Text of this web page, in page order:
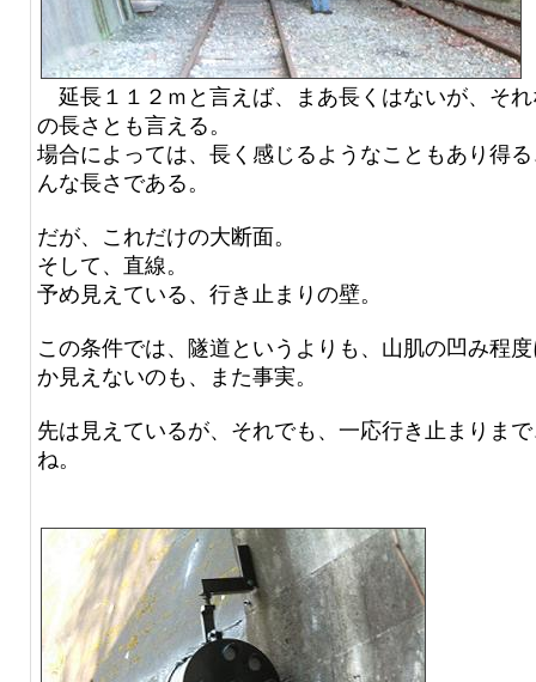
延長１１２ｍと言えば、まあ長くはないが、そ
の長さとも言える。
場合によっては、長く感じるようなこともあり得
んな長さである。
だが、これだけの大断面。
そして、直線。
予め見えている、行き止まりの壁。
この条件では、隧道というよりも、山肌の凹み程
か見えないのも、また事実。
先は見えているが、それでも、一応行き止まりま
ね。